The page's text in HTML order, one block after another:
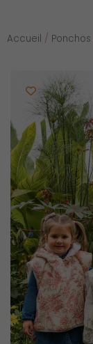
Accueil / Ponchos